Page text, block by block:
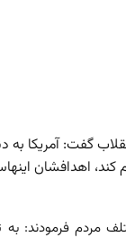
گفت: آمریکا
اهدافشان
مردم فرمودند: